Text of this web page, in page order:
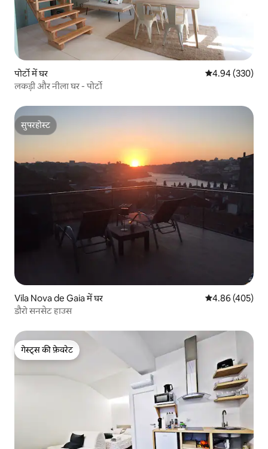
पोर्टो में घर औसत रेटिंग 5 में से
4.94 (330)
लकड़ी और नीला घर - पोर्टो
सुपरहोस्ट
सुपरहोस्ट
Vila Nova de Gaia में घर औसत रेटिंग 5 में से
4.86 (405)
डौरो सनसेट हाउस
गेस्ट्स की फ़ेवरेट
गेस्ट्स की फ़ेवरेट